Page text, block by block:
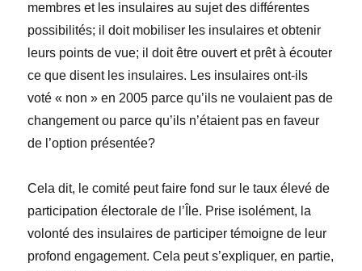
membres et les insulaires au sujet des différentes
possibilités; il doit mobiliser les insulaires et obtenir
leurs points de vue; il doit être ouvert et prêt à écouter
ce que disent les insulaires. Les insulaires ont-ils
voté « non » en 2005 parce qu’ils ne voulaient pas de
changement ou parce qu’ils n’étaient pas en faveur
de l’option présentée?
Cela dit, le comité peut faire fond sur le taux élevé de
participation électorale de l’Île. Prise isolément, la
volonté des insulaires de participer témoigne de leur
profond engagement. Cela peut s’expliquer, en partie,